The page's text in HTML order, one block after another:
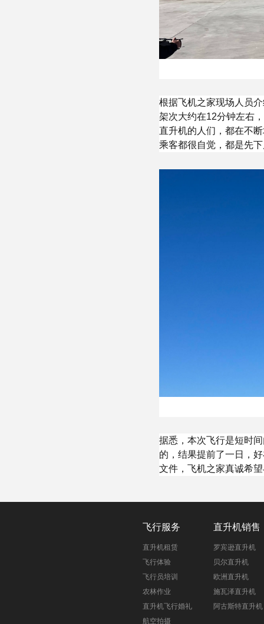
根据飞机之家现场人员
架次大约在12分钟左右
直升机的人们，都在不
乘客都很自觉，都是先
据悉，本次飞行是短时
的，结果提前了一日，
文件，飞机之家真诚希
飞行服务
直升机租赁
飞行体验
飞行员培训
农林作业
直升机飞行婚礼
航空拍摄
直升机销售
罗宾逊直升机
贝尔直升机
欧洲直升机
施瓦泽直升机
阿古斯特直升机